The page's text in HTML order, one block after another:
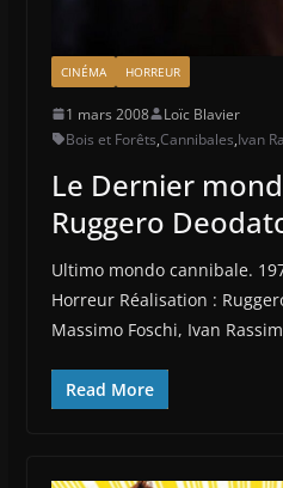
CINÉMA HORREUR
1 mars 2008
Loïc Blavier
Bois et Forêts,Cannibales,Ivan
Le Dernier
Ruggero
Ultimo mondo cannibale.
Horreur Réalisation :
Massimo Foschi, Ivan
Read More